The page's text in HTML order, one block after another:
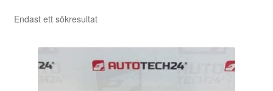
Endast ett sökresultat